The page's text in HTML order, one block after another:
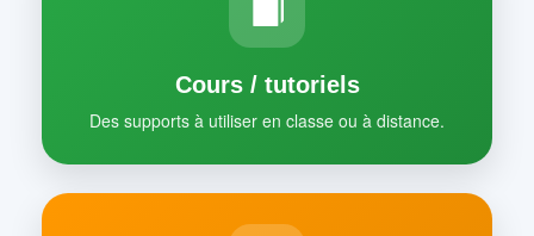
Cours / tutoriels
Des supports à utiliser en classe ou à distance.